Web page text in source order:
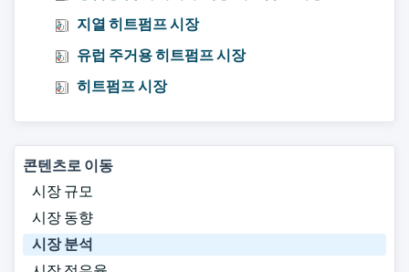
지열 히트펌프 시장
유럽 주거용 히트펌프 시장
히트펌프 시장
콘텐츠로 이동
시장 규모
시장 동향
시장 분석